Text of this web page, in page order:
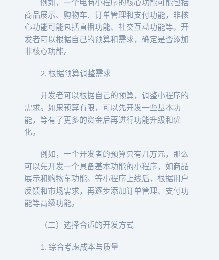
例如，一个电商小程序的核心功能可能包括
商品展示、购物车、订单管理和支付功能，非核
心功能可能包括直播功能、社交互动功能等。开
发者可以根据自己的预算和需求，确定是否添加
非核心功能。
2. 根据预算调整需求
开发者可以根据自己的预算，调整小程序的
需求。如果预算有限，可以先开发一些基本功
能，等有了更多的资金后再进行功能升级和优
化。
例如，一个开发者的预算只有几万元，那么
可以先开发一个具备基本功能的小程序，如商品
展示和购物车功能。等小程序上线后，根据用户
反馈和市场需求，再逐步添加订单管理、支付功
能等高级功能。
（二）选择合适的开发方式
1. 综合考虑成本与质量